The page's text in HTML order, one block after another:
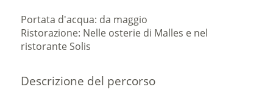
Portata d'acqua: da maggio
Ristorazione: Nelle osterie di Malles e nel
ristorante Solis
Descrizione del percorso